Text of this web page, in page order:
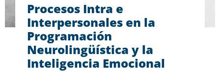
Procesos Intra e
Interpersonales en la
Programación
Neurolingüística y la
Inteligencia Emocional